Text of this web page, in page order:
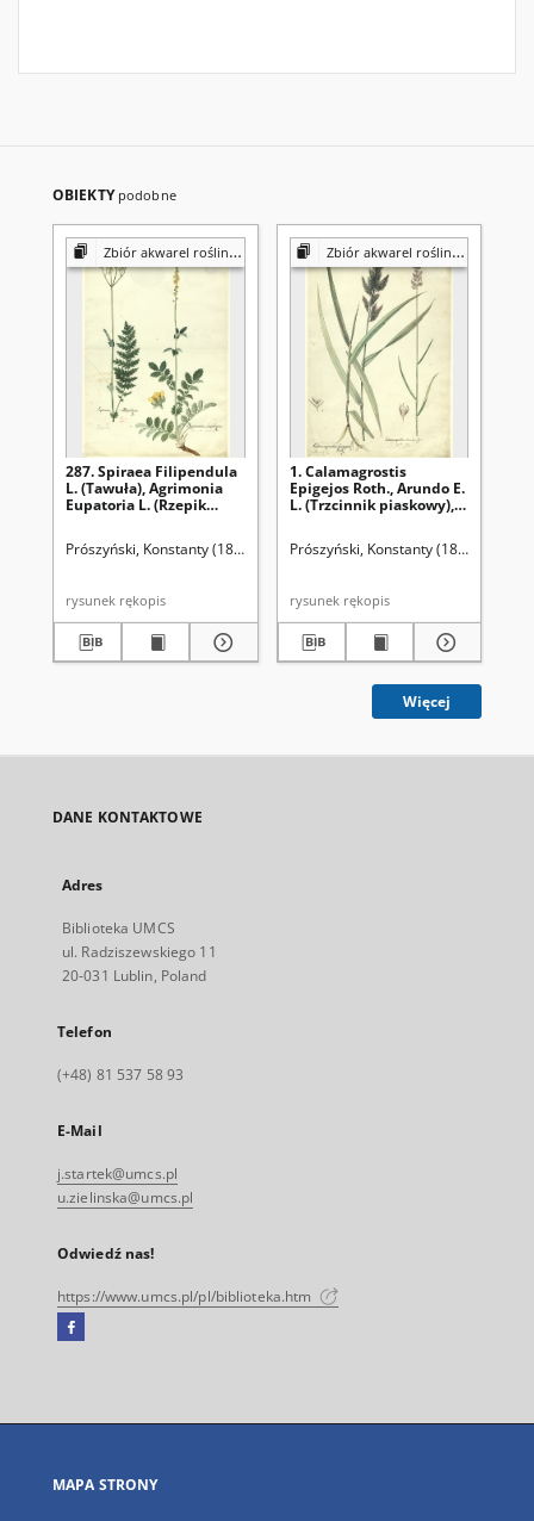
OBIEKTY podobne
Zbiór akwarel roślin Konstantego Prószyńskiego
287. Spiraea Filipendula
L. (Tawuła), Agrimonia
Eupatoria L. (Rzepik
Prószyński, Konstanty (1859-1936)
rysunek rękopis
Zbiór akwarel roślin Konstantego Prószyńskiego
1. Calamagrostis
Epigejos Roth., Arundo E.
L. (Trzcinnik piaskowy),
(Trzcinnik prosty)
Prószyński, Konstanty (1859-1936)
rysunek rękopis
Więcej
DANE KONTAKTOWE
Adres
Biblioteka UMCS
ul. Radziszewskiego 11
20-031 Lublin, Poland
Telefon
(+48) 81 537 58 93
E-Mail
j.startek@umcs.pl
u.zielinska@umcs.pl
Odwiedź nas!
https://www.umcs.pl/pl/biblioteka.htm
Facebook
się
karcie
MAPA STRONY